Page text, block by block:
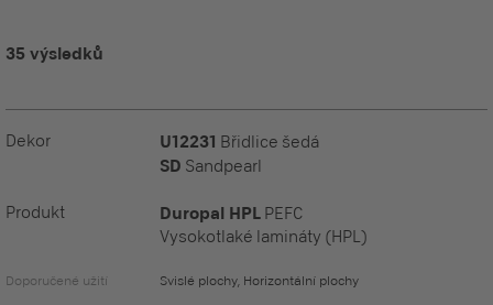
35 výsledků
Dekor U12231 Břidlice šedá
SD Sandpearl
Produkt Duropal HPL PEFC
Vysokotlaké lamináty (HPL)
Doporučené užití Svislé plochy, Horizontální plochy